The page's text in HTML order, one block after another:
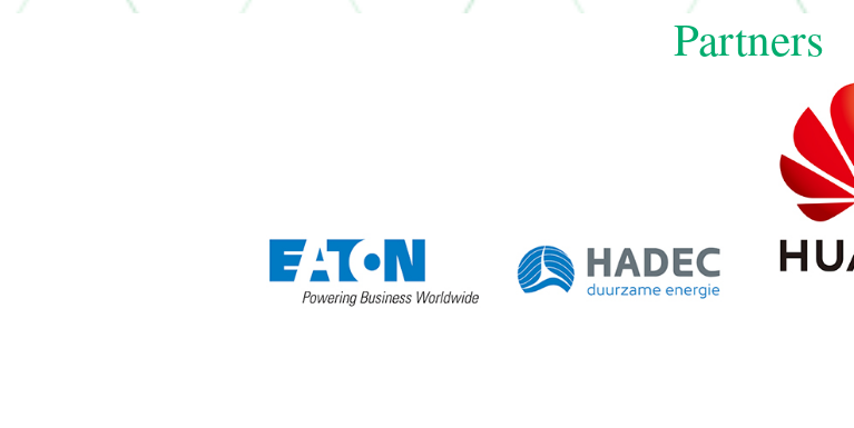
Partners